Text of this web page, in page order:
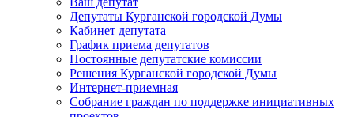
Депутаты Курганской городской Думы
Кабинет депутата
График приема депутатов
Постоянные депутатские комиссии
Решения Курганской городской Думы
Интернет-приемная
Собрание граждан по поддержке инициативных